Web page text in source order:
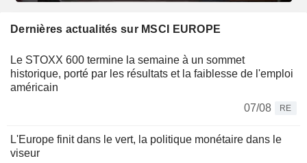
Dernières actualités sur MSCI EUROPE
Le STOXX 600 termine la semaine à un sommet
historique, porté par les résultats et la faiblesse de l'emploi
américain
07/08
RE
L'Europe finit dans le vert, la politique monétaire dans le
viseur